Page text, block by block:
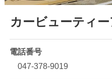
カービューティ
電話番号
047-378-9019